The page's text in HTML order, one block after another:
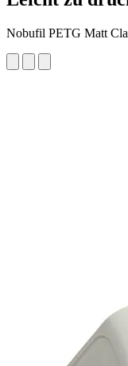
Nobufil PETG Matt